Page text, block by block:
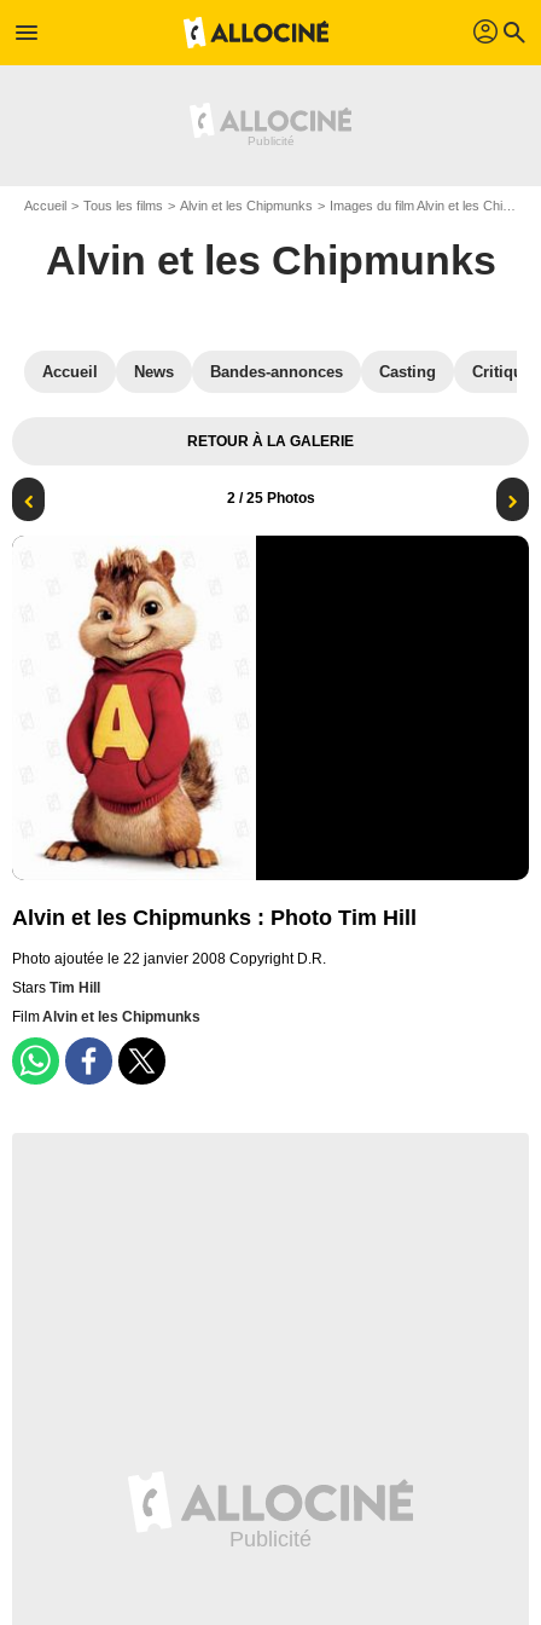
menu profil search
Accueil Tous les films Alvin et les Chipmunks Images du film Alvin et les Chipmunks
Alvin et les Chipmunks
Accueil News Bandes-annonces Casting
RETOUR À LA GALERIE
2/ 25 Photos
Alvin et les Chipmunks : Photo Tim Hill
Photo ajoutée le 22 janvier 2008 Copyright D.R.
Stars Tim Hill
FilmAlvin et les Chipmunks